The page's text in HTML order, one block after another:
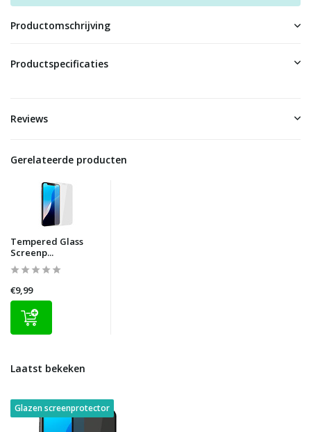
Productomschrijving
Productspecificaties
Reviews
Gerelateerde producten
Tempered Glass
Screenp...
€9,99
Laatst bekeken
Glazen screenprotector